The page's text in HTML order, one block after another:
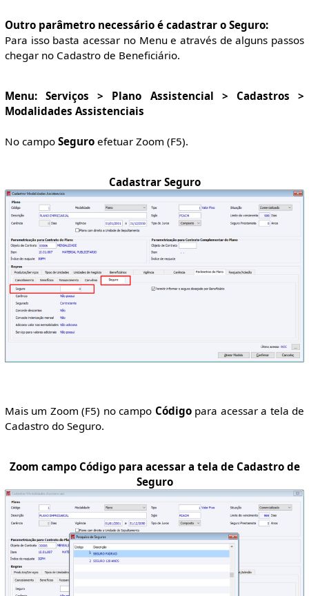
Outro parâmetro necessário é cadastrar o Seguro:
Para isso basta acessar no Menu e através de alguns passos
chegar no Cadastro de Beneficiário.
Menu: Serviços > Plano Assistencial > Cadastros >
Modalidades Assistenciais
No campo Seguroefetuar Zoom (F5).
Cadastrar Seguro
Mais um Zoom (F5) no campo Códigopara acessar a tela de
Cadastro do Seguro.
Zoom campo Código para acessar a tela de Cadastro de
Seguro